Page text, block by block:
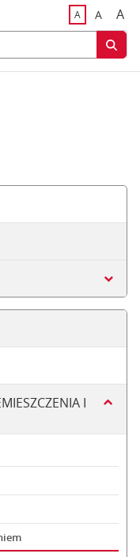
tekst na czarnym tle
Adomyślna
A A
I